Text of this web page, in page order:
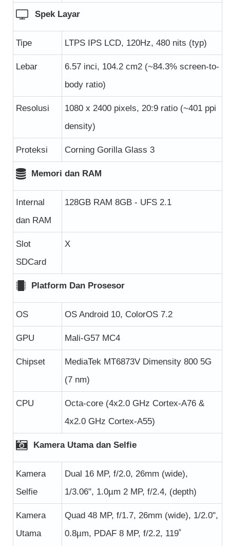
Spek Layar
Tipe LTPS IPS LCD, 120Hz, 480 nits (typ)
Lebar
6.57 inci, 104.2 cm2 (~84.3% screen-to-
body ratio)
Resolusi
1080 x 2400 pixels, 20:9 ratio (~401 ppi
density)
Proteksi Corning Gorilla Glass 3
Memori dan RAM
Internal
dan RAM
128GB RAM 8GB - UFS 2.1
Slot
SDCard
X
Platform Dan Prosesor
OS OS Android 10, ColorOS 7.2
GPU Mali-G57 MC4
Chipset
MediaTek MT6873V Dimensity 800 5G
(7 nm)
CPU
Octa-core (4x2.0 GHz Cortex-A76 &
4x2.0 GHz Cortex-A55)
Kamera Utama dan Selfie
Kamera
Selfie
Dual 16 MP, f/2.0, 26mm (wide),
1/3.06", 1.0µm 2 MP, f/2.4, (depth)
Kamera
Utama
Quad 48 MP, f/1.7, 26mm (wide), 1/2.0",
0.8µm, PDAF 8 MP, f/2.2, 119˚